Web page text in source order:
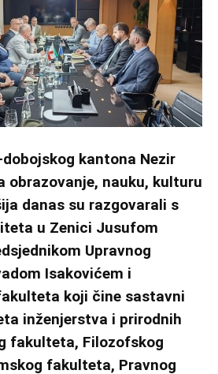
kantona Nezir
obrazovanje, nauku, kulturu
danas su razgovarali s
u Zenici Jusufom
Upravnog
Isakovićem i
koji čine sastavni
inženjerstva i prirodnih
fakulteta, Filozofskog
fakulteta, Pravnog